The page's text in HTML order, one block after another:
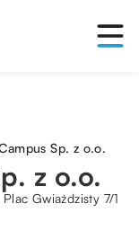
Sp. z o.o.
z o.o.
Gwiaździsty 7/1